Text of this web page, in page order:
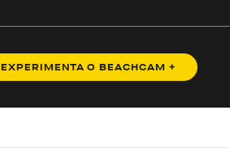
EXPERIMENTA O BEACHCAM +